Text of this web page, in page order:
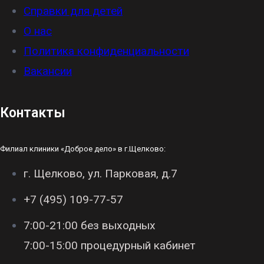
Справки для детей
О нас
Политика конфиденциальности
Вакансии
Контакты
Филиал клиники «Доброе дело» в г.Щелково:
г. Щелково, ул. Парковая, д.7
+7 (495) 109-77-57
7:00-21:00 без выходных
7:00-15:00 процедурный кабинет